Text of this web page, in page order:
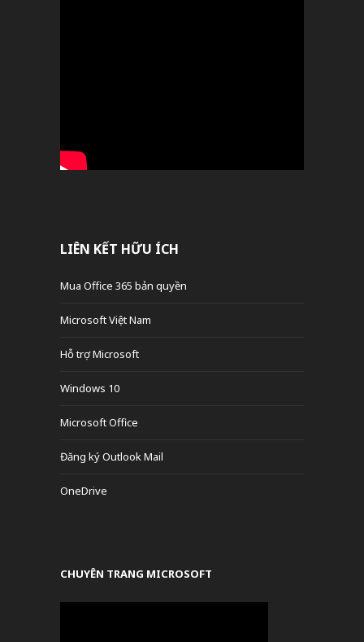
LIÊN KẾT HỮU ÍCH
Mua Office 365 bản quyền
Microsoft Việt Nam
Hỗ trợ Microsoft
Windows 10
Microsoft Office
Đăng ký Outlook Mail
OneDrive
CHUYÊN TRANG MICROSOFT